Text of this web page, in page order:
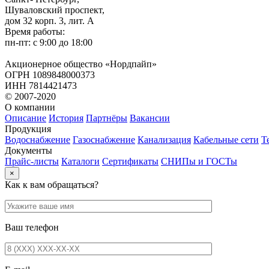
Шуваловский проспект,
дом 32 корп. 3, лит. А
Время работы:
пн-пт: с 9:00 до 18:00
Акционерное общество «Нордпайп»
ОГРН 1089848000373
ИНН 7814421473
© 2007-2020
О компании
Описание История Партнёры Вакансии
Продукция
Водоснабжение Газоснабжение Канализация Кабельные сети
Документы
Прайс-листы Каталоги Сертификаты СНИПы и ГОСТы
×
Как к вам обращаться?
Ваш телефон